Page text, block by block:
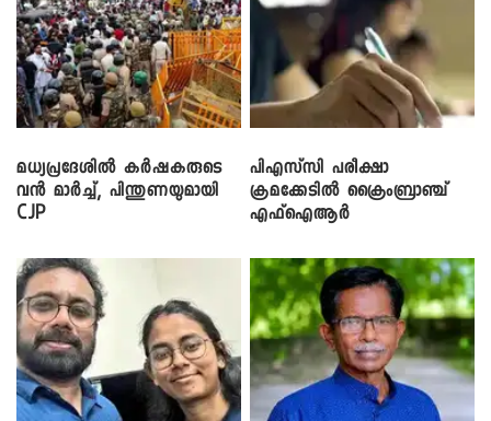
മധ്യപ്രദേശിൽ കർഷകരുടെ
വൻ മാർച്ച്, പിന്തുണയുമായി
CJP
പിഎസ്‌സി പരീക്ഷാ
ക്രമക്കേ‌ടിൽ ക്രൈംബ്രാഞ്ച്
എഫ്ഐആർ